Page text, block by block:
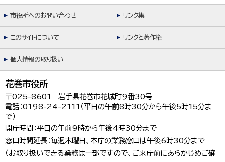
市役所へのお問い合わせ リンク集
このサイトについて リンクと著作権
個人情報の取り扱い
花巻市役所
〒025-8601 岩手県花巻市花城町9番30号
電話：0198-24-2111（平日の午前8時30分から午後5時15分ま
で）
開庁時間：平日の午前9時から午後4時30分まで
窓口時間延長：毎週木曜日、本庁の業務窓口は午後6時30分まで
（お取り扱いできる業務は一部ですので、ご来庁前にあらかじめご確